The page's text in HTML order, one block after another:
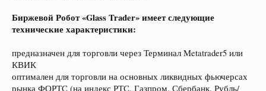
Биржевой Робот «Glass Trader» имеет следующие
технические характеристики:
предназначен для торговли через Терминал Metatrader5 или
КВИК
оптимален для торговли на основных ликвидных фьючерсах
рынка ФОРТС (на индекс РТС, Газпром, Сбербанк, Рубль/